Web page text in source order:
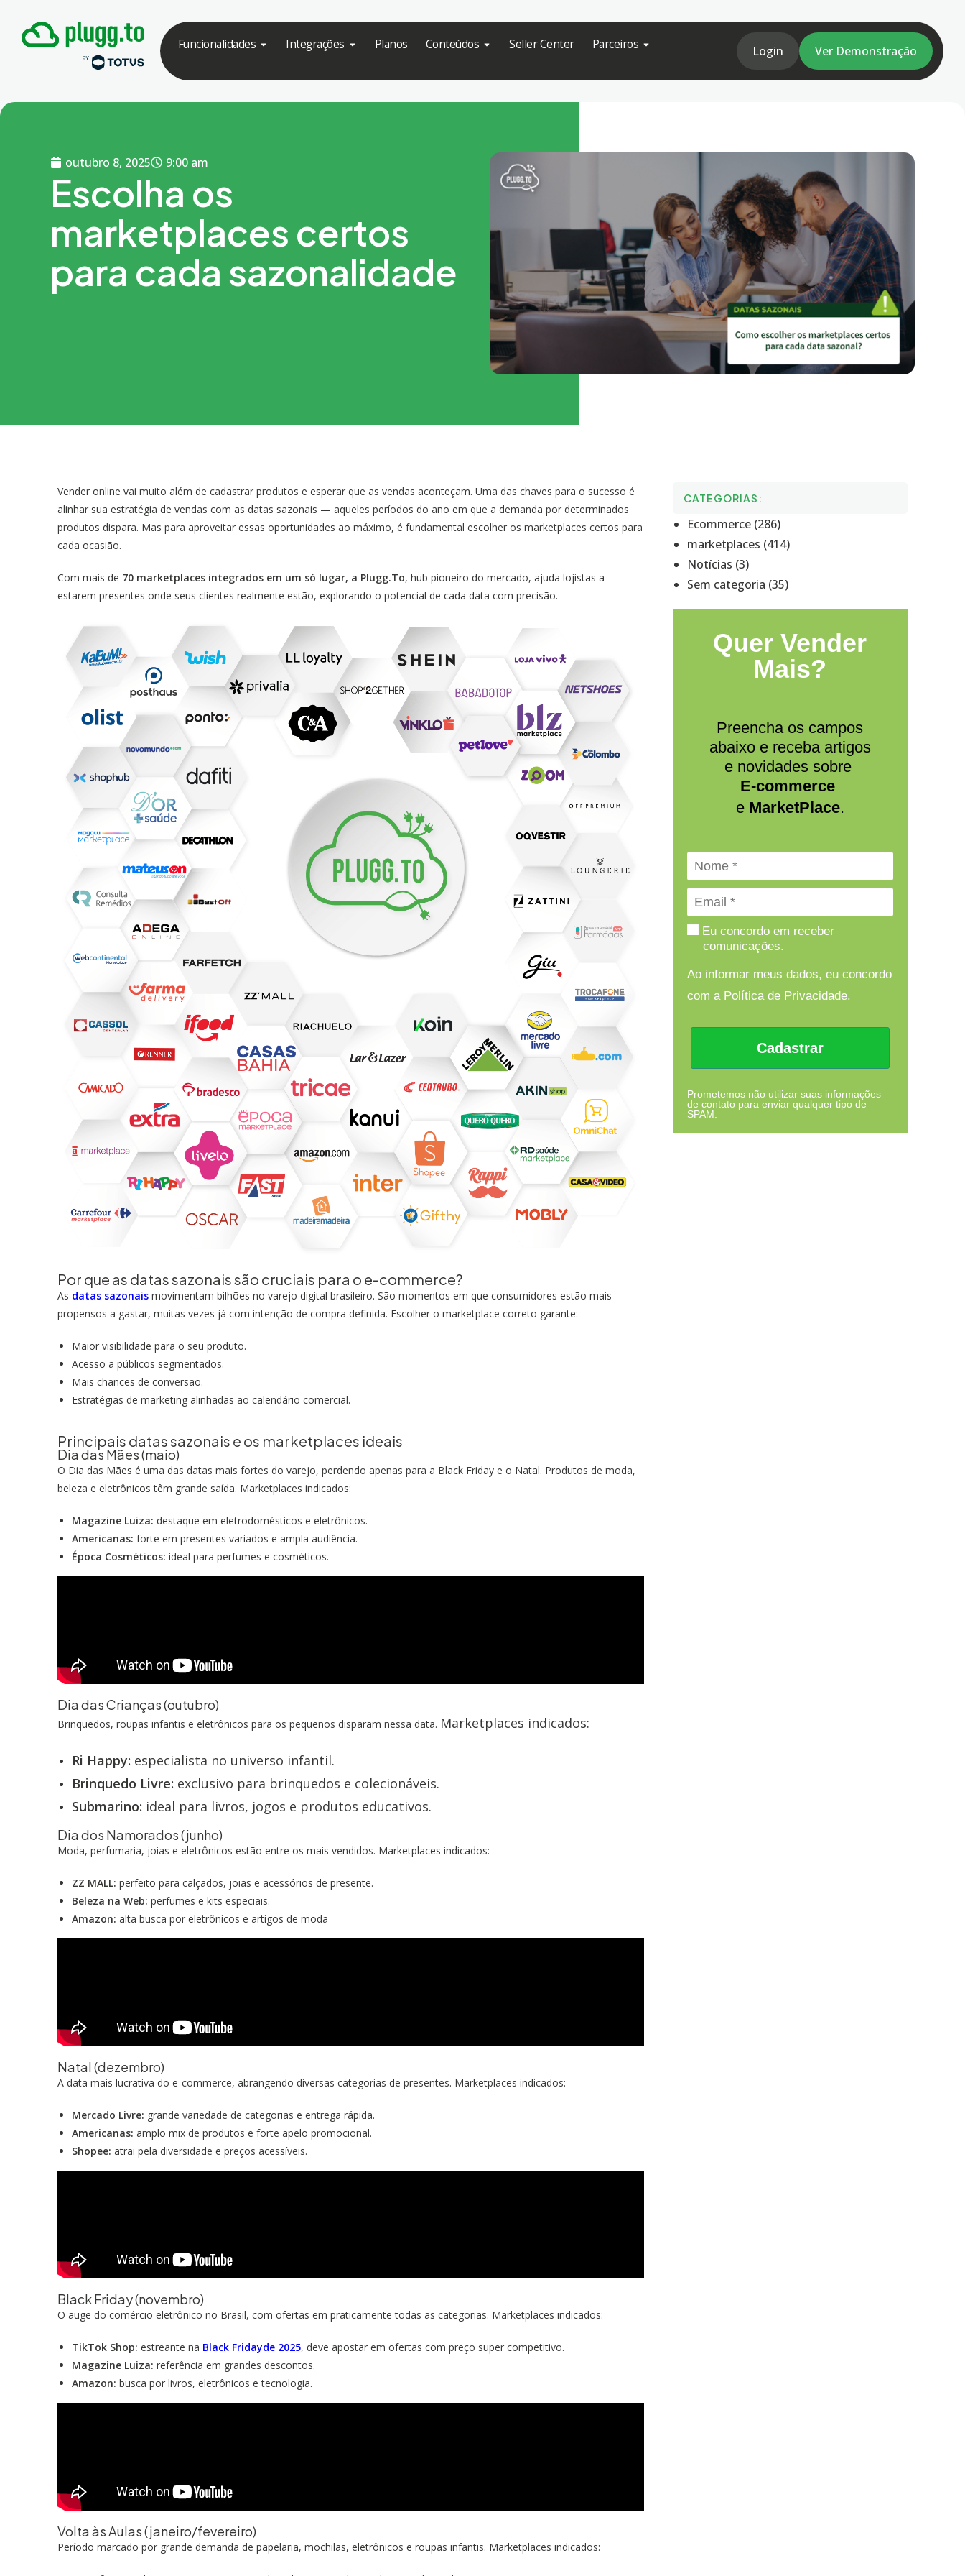
Funcionalidades Integrações Planos Conteúdos Seller Center Parceiros Login Ver Demonstração
outubro 8, 2025 9:00 am
Escolha os
marketplaces certos
para cada sazonalidade
Vender online vai muito além de cadastrar produtos e esperar que as vendas aconteçam. Uma das chaves para o sucesso é
alinhar sua estratégia de vendas com as datas sazonais — aqueles períodos do ano em que a demanda por determinados
produtos dispara. Mas para aproveitar essas oportunidades ao máximo, é fundamental escolher os marketplaces certos para
cada ocasião.
Com mais de 70 marketplaces integrados em um só lugar, a Plugg.To, hub pioneiro do mercado, ajuda lojistas a
estarem presentes onde seus clientes realmente estão, explorando o potencial de cada data com precisão.
Por que as datas sazonais são cruciais para o e-commerce?
As datas sazonais movimentam bilhões no varejo digital brasileiro. São momentos em que consumidores estão mais
propensos a gastar, muitas vezes já com intenção de compra definida. Escolher o marketplace correto garante:
Maior visibilidade para o seu produto.
Acesso a públicos segmentados.
Mais chances de conversão.
Estratégias de marketing alinhadas ao calendário comercial.
Principais datas sazonais e os marketplaces ideais
Dia das Mães (maio)
O Dia das Mães é uma das datas mais fortes do varejo, perdendo apenas para a Black Friday e o Natal. Produtos de moda,
beleza e eletrônicos têm grande saída. Marketplaces indicados:
Magazine Luiza: destaque em eletrodomésticos e eletrônicos.
Americanas: forte em presentes variados e ampla audiência.
Época Cosméticos: ideal para perfumes e cosméticos.
Dia das Crianças (outubro)
Brinquedos, roupas infantis e eletrônicos para os pequenos disparam nessa data. Marketplaces indicados:
Ri Happy: especialista no universo infantil.
Brinquedo Livre: exclusivo para brinquedos e colecionáveis.
Submarino: ideal para livros, jogos e produtos educativos.
Dia dos Namorados (junho)
Moda, perfumaria, joias e eletrônicos estão entre os mais vendidos. Marketplaces indicados:
ZZ MALL: perfeito para calçados, joias e acessórios de presente.
Beleza na Web: perfumes e kits especiais.
Amazon: alta busca por eletrônicos e artigos de moda
Natal (dezembro)
A data mais lucrativa do e-commerce, abrangendo diversas categorias de presentes. Marketplaces indicados:
Mercado Livre: grande variedade de categorias e entrega rápida.
Americanas: amplo mix de produtos e forte apelo promocional.
Shopee: atrai pela diversidade e preços acessíveis.
Black Friday (novembro)
O auge do comércio eletrônico no Brasil, com ofertas em praticamente todas as categorias. Marketplaces indicados:
TikTok Shop: estreante na Black Fridayde 2025, deve apostar em ofertas com preço super competitivo.
Magazine Luiza: referência em grandes descontos.
Amazon: busca por livros, eletrônicos e tecnologia.
Volta às Aulas (janeiro/fevereiro)
Período marcado por grande demanda de papelaria, mochilas, eletrônicos e roupas infantis. Marketplaces indicados:
CATEGORIAS:
Ecommerce (286)
marketplaces (414)
Notícias (3)
Sem categoria (35)
Quer Vender
Mais?
Preencha os campos
abaixo e receba artigos
e novidades sobre
E-commerce
e MarketPlace.
Eu concordo em receber
comunicações.
Ao informar meus dados, eu concordo
com a Política de Privacidade.
Cadastrar
Prometemos não utilizar suas informações
de contato para enviar qualquer tipo de
SPAM.